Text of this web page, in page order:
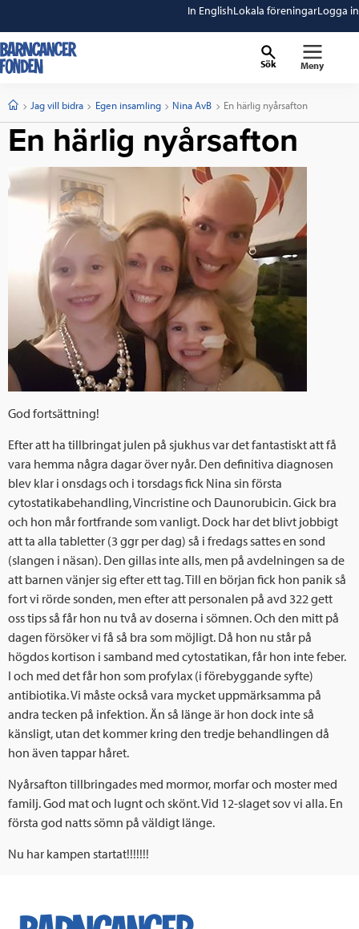
In EnglishLokala föreningarLogga in
Sök Meny
StartJag vill bidra Egen insamling Nina AvB Current:
En härlig nyårsafton
En härlig nyårsafton
God fortsättning!
Efter att ha tillbringat julen på sjukhus var det fantastiskt att få
vara hemma några dagar över nyår. Den definitiva diagnosen
blev klar i onsdags och i torsdags fick Nina sin första
cytostatikabehandling, Vincristine och Daunorubicin. Gick bra
och hon mår fortfrande som vanligt. Dock har det blivt jobbigt
att ta alla tabletter (3 ggr per dag) så i fredags sattes en sond
(slangen i näsan). Den gillas inte alls, men på avdelningen sa de
att barnen vänjer sig efter ett tag. Till en början fick hon panik så
fort vi rörde sonden, men efter att personalen på avd 322 gett
oss tips så får hon nu två av doserna i sömnen. Och den mitt på
dagen försöker vi få så bra som möjligt. Då hon nu står på
högdos kortison i samband med cytostatikan, får hon inte feber.
I och med det får hon som profylax (i förebyggande syfte)
antibiotika. Vi måste också vara mycket uppmärksamma på
andra tecken på infektion. Än så länge är hon dock inte så
känsligt, utan det kommer kring den tredje behandlingen då
hon även tappar håret.
Nyårsafton tillbringades med mormor, morfar och moster med
familj. God mat och lugnt och skönt. Vid 12-slaget sov vi alla. En
första god natts sömn på väldigt länge.
Nu har kampen startat!!!!!!!